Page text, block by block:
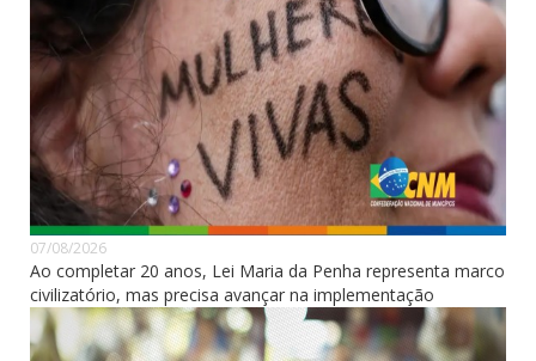
07/08/2026
Ao completar 20 anos, Lei Maria da Penha representa marco
civilizatório, mas precisa avançar na implementação